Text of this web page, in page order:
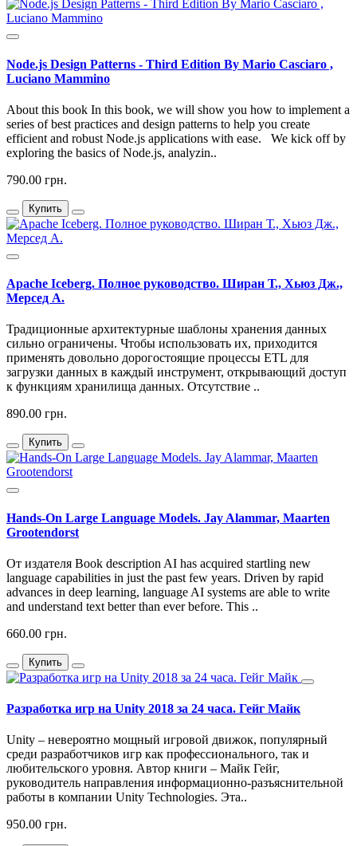
Node.js Design Patterns - Third Edition By Mario Casciaro ,
Luciano Mammino
About this book In this book, we will show you how to implement a
series of best practices and design patterns to help you create
efficient and robust Node.js applications with ease. We kick off by
exploring the basics of Node.js, analyzin..
790.00 грн.
Купить
Apache Iceberg. Полное руководство. Ширан Т., Хьюз Дж.,
Мерсед А.
Традиционные архитектурные шаблоны хранения данных
сильно ограничены. Чтобы использовать их, приходится
применять довольно дорогостоящие процессы ETL для
загрузки данных в каждый инструмент, открывающий доступ
к функциям хранилища данных. Отсутствие ..
890.00 грн.
Купить
Hands-On Large Language Models. Jay Alammar, Maarten
Grootendorst
От издателя Book description AI has acquired startling new
language capabilities in just the past few years. Driven by rapid
advances in deep learning, language AI systems are able to write
and understand text better than ever before. This ..
660.00 грн.
Купить
Разработка игр на Unity 2018 за 24 часа. Гейг Майк
Unity – невероятно мощный игровой движок, популярный
среди разработчиков игр как профессионального, так и
любительского уровня. Автор книги – Майк Гейг,
руководитель направления информационно-разъяснительной
работы в компании Unity Technologies. Эта..
950.00 грн.